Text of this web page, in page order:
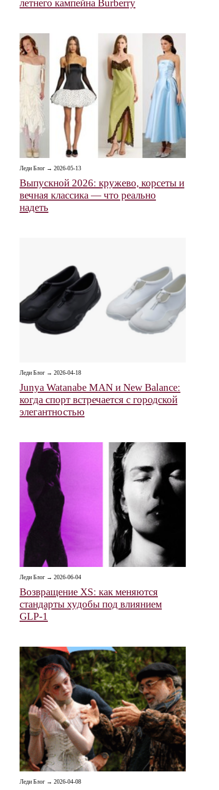
летнего кампейна Burberry
Леди Блог → 2026-05-13
Выпускной 2026: кружево, корсеты и
вечная классика — что реально
надеть
Леди Блог → 2026-04-18
Junya Watanabe MAN и New Balance:
когда спорт встречается с городской
элегантностью
Леди Блог → 2026-06-04
Возвращение XS: как меняются
стандарты худобы под влиянием
GLP‑1
Леди Блог → 2026-04-08